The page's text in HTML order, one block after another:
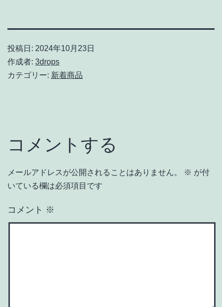
投稿日: 2024年10月23日
作成者: 3drops
カテゴリー: 新着商品
コメントする
メールアドレスが公開されることはありません。 ※ が付
いている欄は必須項目です
コメント ※